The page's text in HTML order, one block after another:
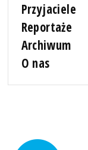
Przyjaciele
Reportaże
Archiwum
O nas